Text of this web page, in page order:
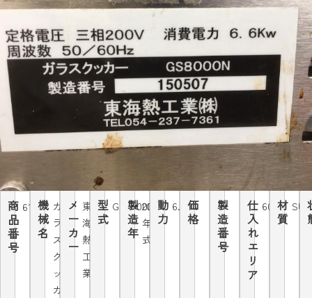
商
品
番
号
6184機
械
名
ガ
ラ
ス
ク
ッ
カ
メ
ー
カ
ー
東
海
熱
工
業
型
式
GS8000N
製
造
年
2003
年
式
動
力
6.6Kw
価
格
製
造
番
号
仕
入
れ
エ
リ
ア
60Hz
材
質
SUS